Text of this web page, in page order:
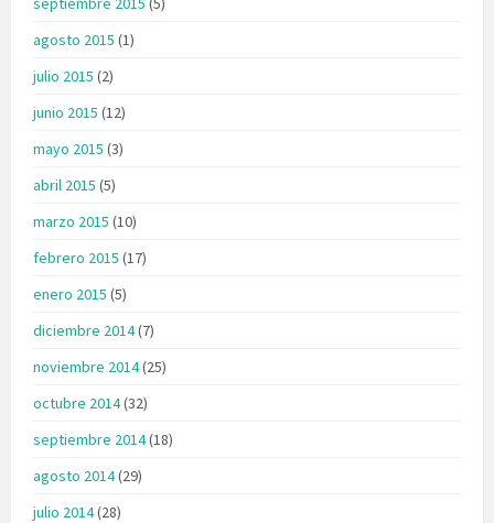
agosto 2015 (1)
julio 2015 (2)
junio 2015 (12)
mayo 2015 (3)
abril 2015 (5)
marzo 2015 (10)
febrero 2015 (17)
enero 2015 (5)
diciembre 2014(7)
noviembre 2014(25)
octubre 2014(32)
septiembre 2014(18)
agosto 2014(29)
julio 2014(28)